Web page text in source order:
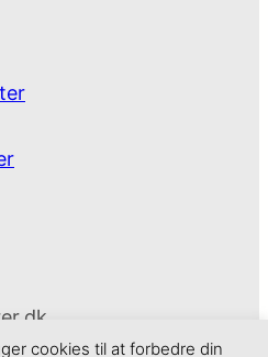
cookies til at forbedre din